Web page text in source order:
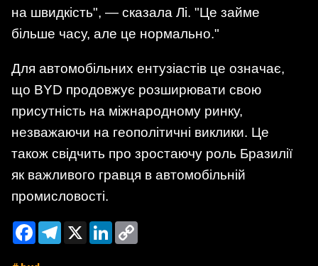
на швидкість", — сказала Лі. "Це займе
більше часу, але це нормально."
Для автомобільних ентузіастів це означає,
що BYD продовжує розширювати свою
присутність на міжнародному ринку,
незважаючи на геополітичні виклики. Це
також свідчить про зростаючу роль Бразилії
як важливого гравця в автомобільній
промисловості.
FacebookTelegram
X LinkedIn